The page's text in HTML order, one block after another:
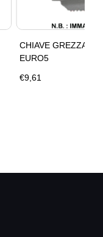
CHIAVE GREZZA
EURO5
€9,61